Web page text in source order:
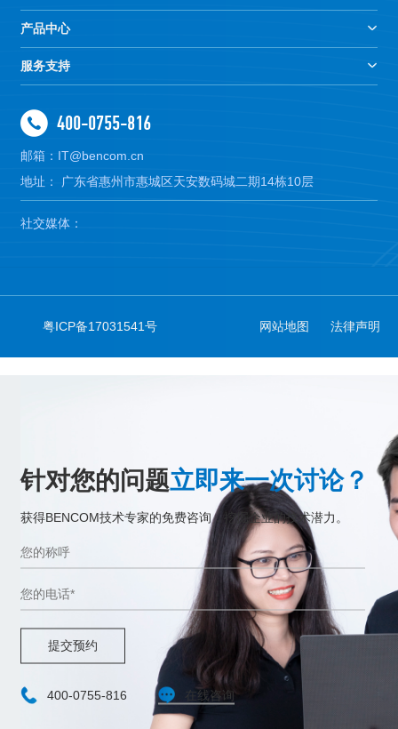
产品中心
服务支持
400-0755-816
邮箱：IT@bencom.cn
地址： 广东省惠州市惠城区天安数码城二期14栋10层
社交媒体：
粤ICP备17031541号 网站地图 法律声明
针对您的问题立即来一次讨论？
获得BENCOM技术专家的免费咨询，挖掘企业的技术潜力。
提交预约
400-0755-816 在线咨询